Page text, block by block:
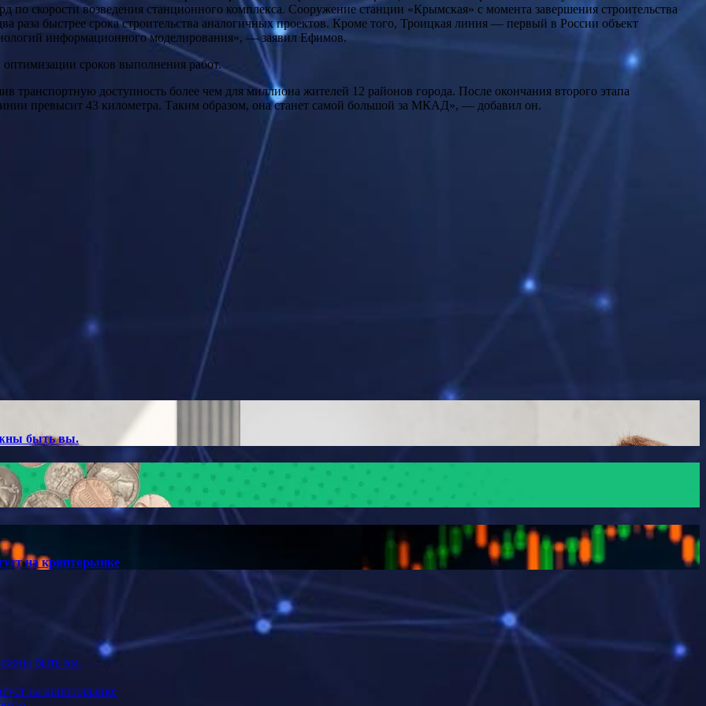
по скорости возведения станционного комплекса. Сооружение станции «Крымская» с момента завершения строительства
раза быстрее срока строительства аналогичных проектов. Кроме того, Троицкая линия — первый в России объект
информационного моделирования», — заявил Ефимов.
оптимизации сроков выполнения работ.
транспортную доступность более чем для миллиона жителей 12 районов города. После окончания второго этапа
превысит 43 километра. Таким образом, она станет самой большой за МКАД», — добавил он.
быть вы.
на крипторынке
быть вы.
на крипторынке